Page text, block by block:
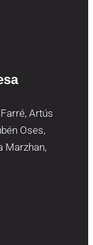
Artús
Oses,
Marzhan,